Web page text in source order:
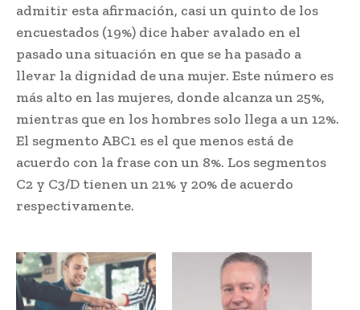
admitir esta afirmación, casi un quinto de los
encuestados (19%) dice haber avalado en el
pasado una situación en que se ha pasado a
llevar la dignidad de una mujer. Este número es
más alto en las mujeres, donde alcanza un 25%,
mientras que en los hombres solo llega a un 12%.
El segmento ABC1 es el que menos está de
acuerdo con la frase con un 8%. Los segmentos
C2 y C3/D tienen un 21% y 20% de acuerdo
respectivamente.